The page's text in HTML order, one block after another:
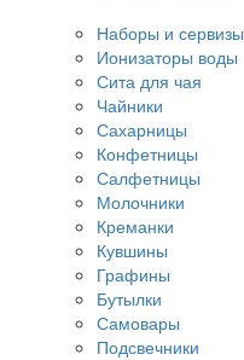
Наборы и сервизы
Ионизаторы воды
Сита для чая
Чайники
Сахарницы
Конфетницы
Салфетницы
Молочники
Креманки
Кувшины
Графины
Бутылки
Самовары
Подсвечники